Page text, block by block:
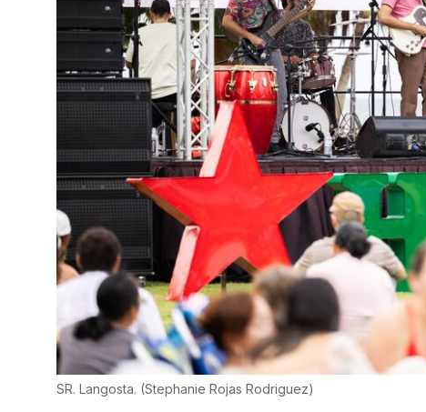
SR. Langosta. (Stephanie Rojas Rodriguez)